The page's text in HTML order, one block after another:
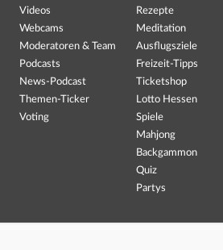
Videos
Webcams
Moderatoren & Team
Podcasts
News-Podcast
Themen-Ticker
Voting
Rezepte
Meditation
Ausflugsziele
Freizeit-Tipps
Ticketshop
Lotto Hessen
Spiele
Mahjong
Backgammon
Quiz
Partys